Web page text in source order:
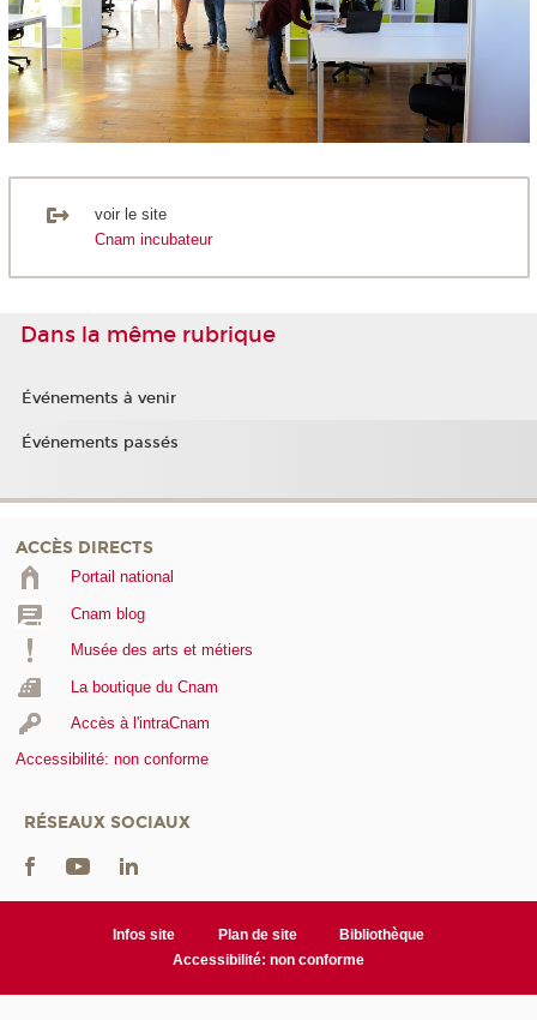
voir le site
Cnam incubateur
Dans la même rubrique
Événements à venir
Événements passés
ACCÈS DIRECTS
Portail national
Cnam blog
Musée des arts et métiers
La boutique du Cnam
Accès à l'intraCnam
Accessibilité: non conforme
RÉSEAUX SOCIAUX
Infos site Plan de site
Bibliothèque
Accessibilité: non conforme